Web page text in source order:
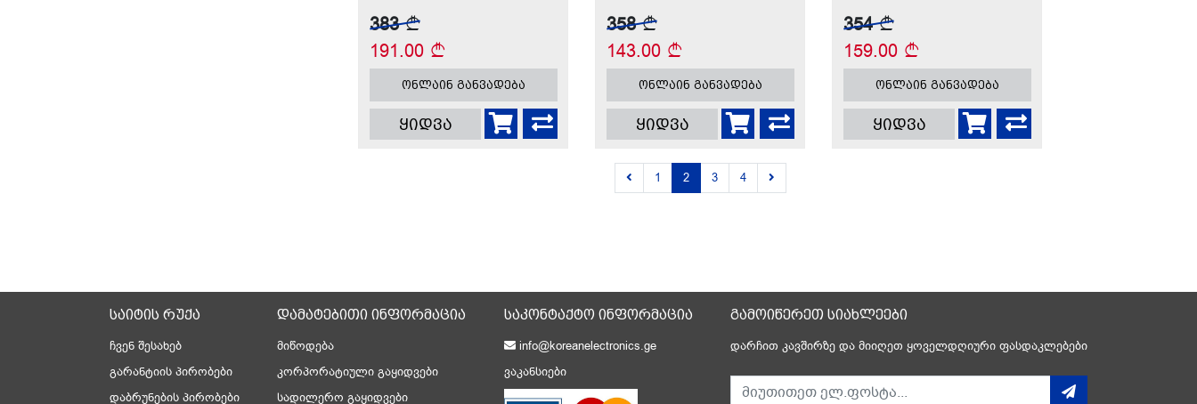
383
191.00
ონლაინ განვადება
ყიდვა
358
143.00
ონლაინ განვადება
ყიდვა
354
159.00
ონლაინ განვადება
ყიდვა
1 2 3 4
საიტის რუქა
ჩვენ შესახებ
გარანტიის პირობები
დაბრუნების პირობები
დამატებითი ინფორმაცია
მიწოდება
კორპორატიული გაყიდვები
სადილერო გაყიდვები
საკონტაქტო ინფორმაცია
info@koreanelectronics.ge
ვაკანსიები
გამოიწერეთ სიახლეები
დარჩით კავშირზე და მიიღეთ ყოველდღიური ფასდაკლებები